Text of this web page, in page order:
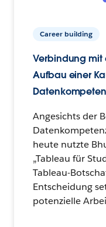
Career building
Verbindung mit
Aufbau einer
Angesichts der
heute nutzte
„Tableau für
Tableau-
Entscheidung
potenzielle